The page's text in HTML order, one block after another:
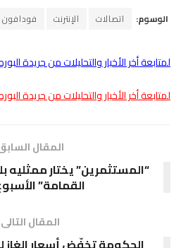
الوسوم: اتصالات الإنترنت فودافون
لمتابعة أخر الأخبار والتحليلات من جريدة
لمتابعة أخر الأخبار والتحليلات من جريدة
المقال
“المستثمرين” يختار ممثليه
القمامة”
المقال التالى